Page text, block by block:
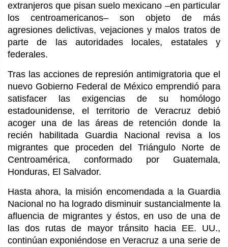
extranjeros que pisan suelo mexicano –en particular
los centroamericanos– son objeto de más
agresiones delictivas, vejaciones y malos tratos de
parte de las autoridades locales, estatales y
federales.
Tras las acciones de represión antimigratoria que el
nuevo Gobierno Federal de México emprendió para
satisfacer las exigencias de su homólogo
estadounidense, el territorio de Veracruz debió
acoger una de las áreas de retención donde la
recién habilitada Guardia Nacional revisa a los
migrantes que proceden del Triángulo Norte de
Centroamérica, conformado por Guatemala,
Honduras, El Salvador.
Hasta ahora, la misión encomendada a la Guardia
Nacional no ha logrado disminuir sustancialmente la
afluencia de migrantes y éstos, en uso de una de
las dos rutas de mayor tránsito hacia EE. UU.,
continúan exponiéndose en Veracruz a una serie de